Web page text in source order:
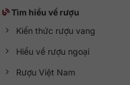
Tìm hiểu về rượu
Kiến thức rượu vang
Hiểu về rượu ngoại
Rượu Việt Nam